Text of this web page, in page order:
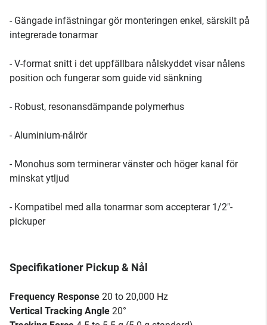
- Gängade infästningar gör monteringen enkel, särskilt på
integrerade tonarmar
- V-format snitt i det uppfällbara nålskyddet visar nålens
position och fungerar som guide vid sänkning
- Robust, resonansdämpande polymerhus
- Aluminium-nålrör
- Monohus som terminerar vänster och höger kanal för
minskat ytljud
- Kompatibel med alla tonarmar som accepterar 1/2"-
pickuper
Specifikationer Pickup & Nål
Frequency Response 20 to 20,000 Hz
Vertical Tracking Angle 20°